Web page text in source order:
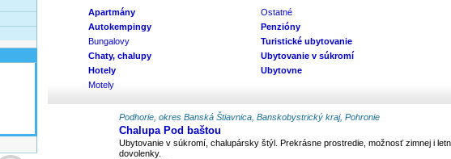
Apartmány
Autokempingy
Bungalovy
Chaty, chalupy
Hotely
Motely
Ostatné
Penzióny
Turistické ubytovanie
Ubytovanie v súkromí
Ubytovne
Podhorie, okres Banská Štiavnica, Banskobystrický kraj, Pohronie
Chalupa Pod baštou
Ubytovanie v súkromí, chalupársky štýl. Prekrásne prostredie, možnosť zimnej i
dovolenky.